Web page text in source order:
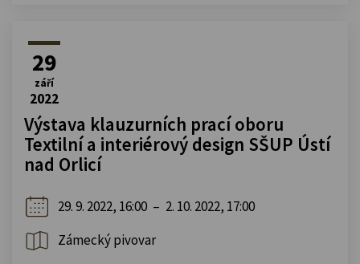
29
září
2022
Výstava klauzurních prací oboru
Textilní a interiérový design SŠUP Ústí
nad Orlicí
29. 9. 2022, 16:00 – 2. 10. 2022, 17:00
Zámecký pivovar